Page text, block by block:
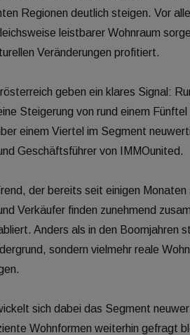
Regionen deutlich steigen. Vor
leistbarer Wohnraum
Veränderungen profitiert.
geben ein klares Signal:
Steigerung von rund einem
einem Viertel im Segment
Geschäftsführer von IMMOunited.
der bereits seit einigen
Verkäufer finden zunehmend
Anders als in den Boomjahren
sondern vielmehr reale
sich dabei das Segment
Wohnformen weiterhin gefragt